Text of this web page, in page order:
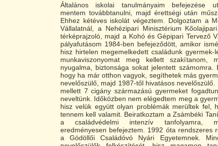
Általános iskolai tanulmányaim befejezése
mentem továbbtanulni, majd érettségi után
Ehhez kétéves iskolát végeztem. Dolgoztam a
Vállalatnál, a Nehézipari Minisztérium
térképrajzoló, majd a Kohó és Gépipari Tervező
pályafutásom 1984-ben befejeződött, amikor
hisz hirtelen megemelkedett családunk gyermek-
munkaviszonyomat meg kellett szakítanom,
nyugalma, biztonsága sokat jelentett számomra.
hogy ha már otthon vagyok, segíthetek más
nevelőszülő, majd 1987-től hivatásos nevelőszülő.
mellett 7 cigány származású gyermeket
neveltünk. Időközben nem elégedtem meg a
hisz velük együtt olyan problémák merültek fel,
tennem kell valamit. Beiratkoztam a Zsámbéki
a családvédelmi intenzív tanfolyamra,
eredményesen befejeztem. 1992 óta rendszeres
a Gödöllői Családóvó Nyári Egyetemnek.